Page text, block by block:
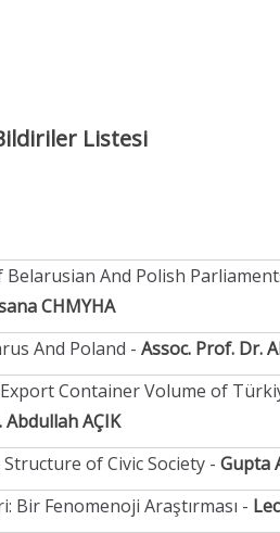
Listesi
And Polish
CHMYHA
And Poland - Assoc. Prof. Dr.
Container Volume of
Abdullah AÇIK
of Civic Society - Gupta
Bir Fenomenoji Araştırması -